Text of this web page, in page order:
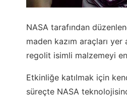
NASA tarafından
maden kazım araçları
regolit isimli malzemeyi
Etkinliğe katılmak için
süreçte NASA